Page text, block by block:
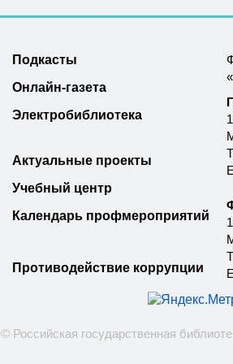
Подкасты
Онлайн-газета
Электробиблиотека
Актуальные проекты
Учебный центр
Календарь профмероприятий
Противодействие коррупции
© Российская государственная